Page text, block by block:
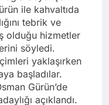
ile kahvaltıda
tebrik ve
olduğu hizmetler
söyledi.
yaklaşırken
başladılar.
Gürün’de
açıklandı.